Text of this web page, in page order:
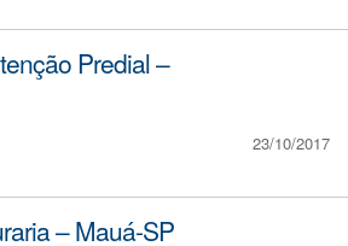
Predial –
23/10/2017
– Mauá-SP